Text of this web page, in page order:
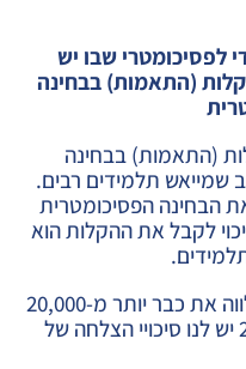
לפסיכומטרי שבו יש
(התאמות) בבחינה
(התאמות) בבחינה
שמייאש תלמידים רבים.
הבחינה הפסיכומטרית
לקבל את ההקלות הוא
בזכות המחלקה המקצועית שמלווה את כבר יותר מ-20,000
תלמידים של זינוק משנת 2009 יש לנו סיכויי הצלחה של